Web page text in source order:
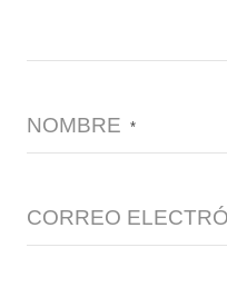
NOMBRE *
CORREO